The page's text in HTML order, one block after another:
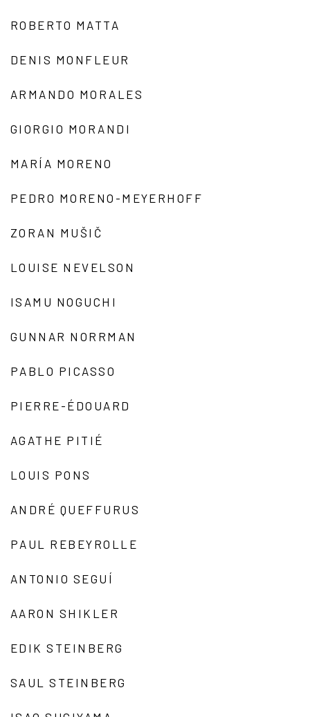
ROBERTO MATTA
DENIS MONFLEUR
ARMANDO MORALES
GIORGIO MORANDI
MARÍA MORENO
PEDRO MORENO-MEYERHOFF
ZORAN MUŠIČ
LOUISE NEVELSON
ISAMU NOGUCHI
GUNNAR NORRMAN
PABLO PICASSO
PIERRE-ÉDOUARD
AGATHE PITIÉ
LOUIS PONS
ANDRÉ QUEFFURUS
PAUL REBEYROLLE
ANTONIO SEGUÍ
AARON SHIKLER
EDIK STEINBERG
SAUL STEINBERG